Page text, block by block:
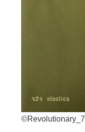
©Revolutionary_7